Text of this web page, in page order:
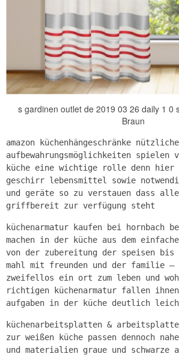
s gardinen outlet de 2019 03 26 daily 1 0
Braun
amazon küchenhängeschränke nützliche
aufbewahrungsmöglichkeiten
küche eine wichtige rolle denn
geschirr lebensmittel sowie
und geräte so zu verstauen dass
griffbereit zur verfügung steht
küchenarmatur kaufen bei hornbach
machen in der küche aus dem
von der zubereitung der speisen bis
mahl mit freunden und der familie –
zweifellos ein ort zum leben und
richtigen küchenarmatur fallen
aufgaben in der küche deutlich
küchenarbeitsplatten &
zur weißen küche passen dennoch
und materialien graue und schwarze